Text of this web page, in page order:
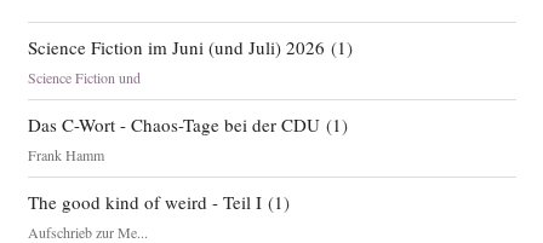
Science Fiction im Juni (und Juli) 2026 (1)
Science Fiction und
Das C-Wort - Chaos-Tage bei der CDU(1)
Frank Hamm
The good kind of weird - Teil I(1)
Aufschrieb zur Me...